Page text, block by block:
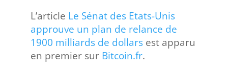
L’article Le Sénat des Etats-Unis
approuve un plan de relance de
1900 milliards de dollarsest apparu
en premier sur Bitcoin.fr.